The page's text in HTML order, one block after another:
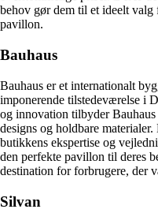
behov gør dem til et ideelt valg
pavillon.
Bauhaus
Bauhaus er et internationalt
imponerende tilstedeværelse i
og innovation tilbyder
designs og holdbare
butikkens ekspertise og
den perfekte pavillon til deres
destination for forbrugere, der
Silvan